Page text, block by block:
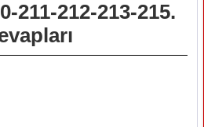
211-212-213-215.